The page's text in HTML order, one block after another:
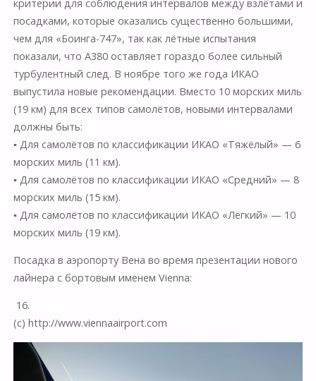
критерии для соблюдения интервалов между взлётами и
посадками, которые оказались существенно большими,
чем для «Боинга-747», так как лётные испытания
показали, что А380 оставляет гораздо более сильный
турбулентный след. В ноябре того же года ИКАО
выпустила новые рекомендации. Вместо 10 морских миль
(19 км) для всех типов самолётов, новыми интервалами
должны быть:
▪ Для самолётов по классификации ИКАО «Тяжёлый» — 6
морских миль (11 км).
▪ Для самолётов по классификации ИКАО «Средний» — 8
морских миль (15 км).
▪ Для самолётов по классификации ИКАО «Лёгкий» — 10
морских миль (19 км).
Посадка в аэропорту Вена во время презентации нового
лайнера с бортовым именем Vienna:
16.
(с) http://www.viennaairport.com